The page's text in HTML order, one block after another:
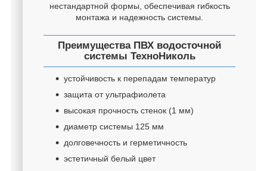
нестандартной формы, обеспечивая гибкость
монтажа и надежность системы.
Преимущества ПВХ водосточной
системы ТехноНиколь
устойчивость к перепадам температур
защита от ультрафиолета
высокая прочность стенок (1 мм)
диаметр системы 125 мм
долговечность и герметичность
эстетичный белый цвет